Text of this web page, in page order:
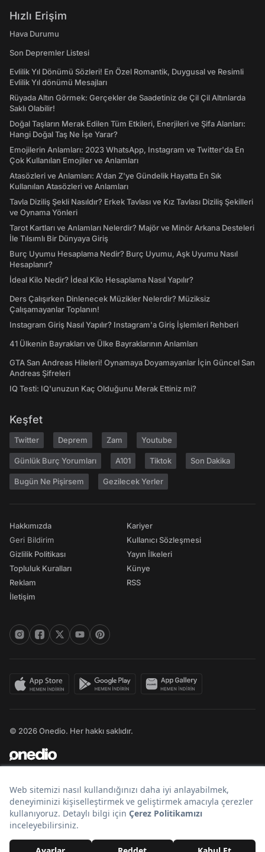
Hızlı Erişim
Hava Durumu
Son Depremler Listesi
Evlilik Yıl Dönümü Sözleri! En Özel Romantik, Duygusal ve Resimli
Evlilik Yıl dönümü Mesajları
Rüyada Altın Görmek: Gerçekler de Saadetiniz de Çil Çil Altınlarda
Saklı Olabilir!
Doğal Taşların Merak Edilen Tüm Etkileri, Enerjileri ve Şifa Alanları:
Hangi Doğal Taş Ne İşe Yarar?
Emojilerin Anlamları: 2023 WhatsApp, Instagram ve Twitter'da En
Çok Kullanılan Emojiler ve Anlamları
Atasözleri ve Anlamları: A'dan Z'ye Gündelik Hayatta En Sık
Kullanılan Atasözleri ve Anlamları
Tavla Diziliş Şekli Nasıldır? Erkek Tavlası ve Kız Tavlası Diziliş Şekilleri
ve Oynama Yönleri
Tarot Kartları ve Anlamları Nelerdir? Majör ve Minör Arkana Desteleri
İle Tılsımlı Bir Dünyaya Giriş
Burç Uyumu Hesaplama Nedir? Burç Uyumu, Aşk Uyumu Nasıl
Hesaplanır?
İdeal Kilo Nedir? İdeal Kilo Hesaplama Nasıl Yapılır?
Ders Çalışırken Dinlenecek Müzikler Nelerdir? Müziksiz
Çalışamayanlar Toplanın!
Instagram Giriş Nasıl Yapılır? Instagram'a Giriş İşlemleri Rehberi
41 Ülkenin Bayrakları ve Ülke Bayraklarının Anlamları
GTA San Andreas Hileleri! Oynamaya Doyamayanlar İçin Güncel San
Andreas Şifreleri
IQ Testi: IQ'unuzun Kaç Olduğunu Merak Ettiniz mi?
Keşfet
Twitter Deprem Zam Youtube
Günlük Burç Yorumları A101 Tiktok Son Dakika
Bugün Ne Pişirsem Gezilecek Yerler
Hakkımızda
Geri Bildirim
Gizlilik Politikası
Topluluk Kuralları
Reklam
İletişim
Kariyer
Kullanıcı Sözleşmesi
Yayın İlkeleri
Künye
RSS
© 2026 Onedio. Her hakkı saklıdır.
Bir markasıdır.